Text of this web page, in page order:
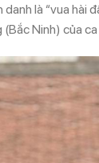
là “vua hài
Ninh) của